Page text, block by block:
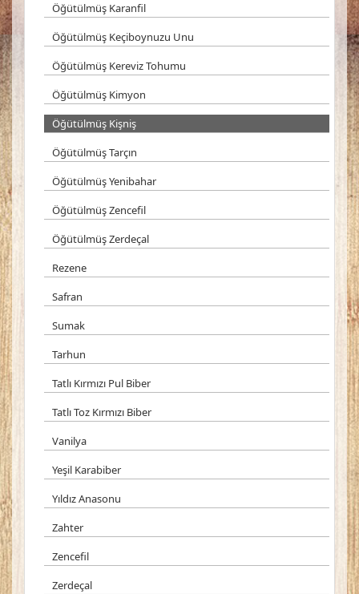
Öğütülmüş Karanfil
Öğütülmüş Keçiboynuzu Unu
Öğütülmüş Kereviz Tohumu
Öğütülmüş Kimyon
Öğütülmüş Kişniş
Öğütülmüş Tarçın
Öğütülmüş Yenibahar
Öğütülmüş Zencefil
Öğütülmüş Zerdeçal
Rezene
Safran
Sumak
Tarhun
Tatlı Kırmızı Pul Biber
Tatlı Toz Kırmızı Biber
Vanilya
Yeşil Karabiber
Yıldız Anasonu
Zahter
Zencefil
Zerdeçal